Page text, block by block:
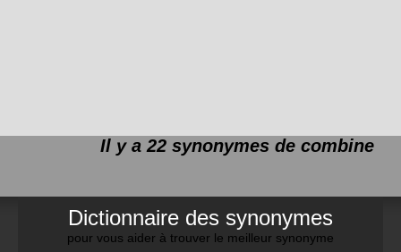
Il y a 22 synonymes de combine
Dictionnaire des synonymes
pour vous aider à trouver le meilleur synonyme